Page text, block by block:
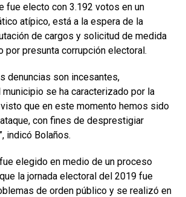
fue electo con 3.192 votos en un
atípico, está a la espera de la
de cargos y solicitud de medida
por presunta corrupción electoral.
denuncias son incesantes,
se ha caracterizado por la
que en este momento hemos sido
con fines de desprestigiar
indicó Bolaños.
elegido en medio de un proceso
la jornada electoral del 2019 fue
de orden público y se realizó en